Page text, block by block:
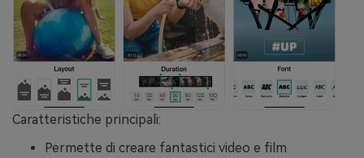
Caratteristiche principali:
Permette di creare fantastici video e film